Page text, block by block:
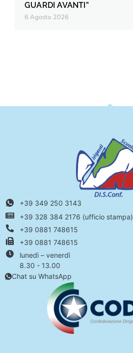
GUARDI AVANTI”
6 Agosto 2026
+39 349 250 3143
+39 328 384 2176 (ufficio stampa)
+39 0881 748615
+39 0881 748615
lunedì – venerdì
8.30 - 13.00
Chat su WhatsApp